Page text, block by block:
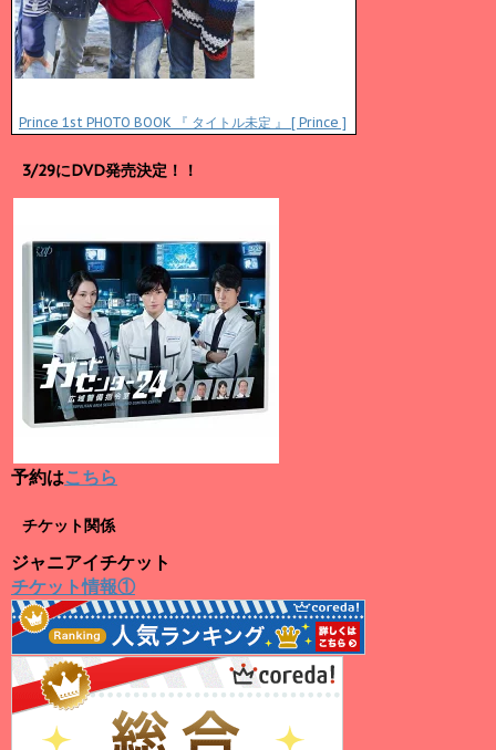
Prince 1st PHOTO BOOK 『 タイトル未定 』 [ Prince ]
3/29にDVD発売決定！！
予約はこちら
チケット関係
ジャニアイチケット
チケット情報①